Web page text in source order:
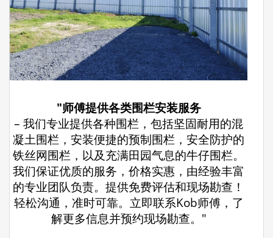
"师傅提供各类围栏安装服务
– 我们专业提供各种围栏，包括坚固耐用的混
凝土围栏，安装便捷的预制围栏，安全防护的
铁丝网围栏，以及充满田园气息的牛仔围栏。
我们保证优质的服务，价格实惠，由经验丰富
的专业团队负责。提供免费评估和现场勘查！
轻松沟通，准时可靠。立即联系Kob师傅，了
解更多信息并预约现场勘查。"